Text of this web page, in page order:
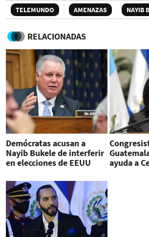
TELEMUNDO AMENAZAS NAYIB
RELACIONADAS
Demócratas acusan a
Nayib Bukele de interferir
en elecciones de EEUU
ayuda a
por